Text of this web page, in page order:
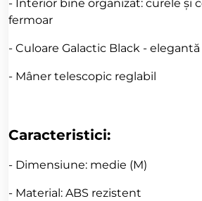
- Interior bine organizat: curele și
fermoar
- Culoare Galactic Black -
- Mâner telescopic reglabil
Caracteristici:
- Dimensiune: medie (M)
- Material: ABS rezistent